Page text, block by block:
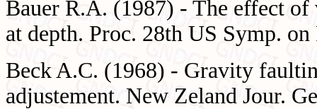
Bauer R.A. (1987) - The effect
at depth. Proc. 28th US Symp.
Beck A.C. (1968) - Gravity
adjustement. New Zeland Jour.